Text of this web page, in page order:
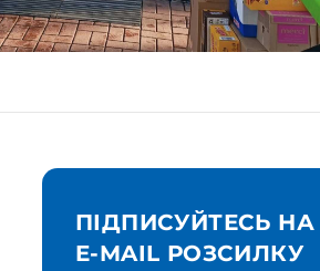
ПІДПИСУЙТЕСЬ
E-MAIL РОЗСИЛКУ